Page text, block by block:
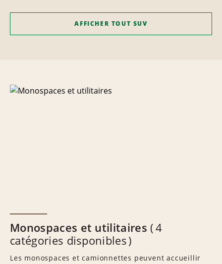
AFFICHER TOUT SUV
Monospaces et utilitaires 4
catégories disponibles
Les monospaces et camionnettes peuvent accueillir